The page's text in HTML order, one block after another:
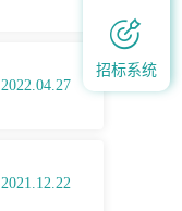
2022.04.27
2021.12.22

招标系统